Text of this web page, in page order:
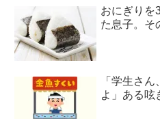
おにぎりを
た息子。
「学生さ
よ」ある呟